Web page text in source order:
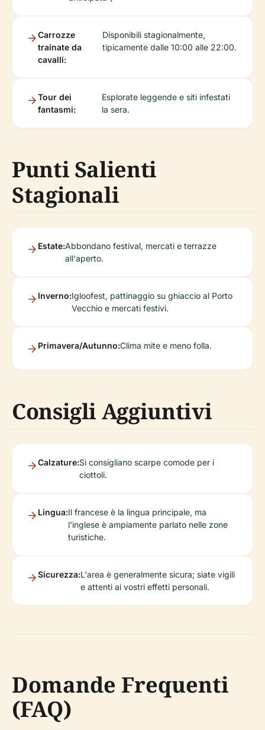
Carrozze
trainate da
cavalli:
Disponibili stagionalmente,
tipicamente dalle 10:00 alle 22:00.
Tour dei
fantasmi:
Esplorate leggende e siti infestati
la sera.
Punti Salienti
Stagionali
Estate:Abbondano festival, mercati e terrazze
all'aperto.
Inverno:Igloofest, pattinaggio su ghiaccio al Porto
Vecchio e mercati festivi.
Primavera/Autunno:Clima mite e meno folla.
Consigli Aggiuntivi
Calzature:Si consigliano scarpe comode per i
ciottoli.
Lingua:Il francese è la lingua principale, ma
l'inglese è ampiamente parlato nelle zone
turistiche.
Sicurezza:L'area è generalmente sicura; siate vigili
e attenti ai vostri effetti personali.
Domande Frequenti
(FAQ)